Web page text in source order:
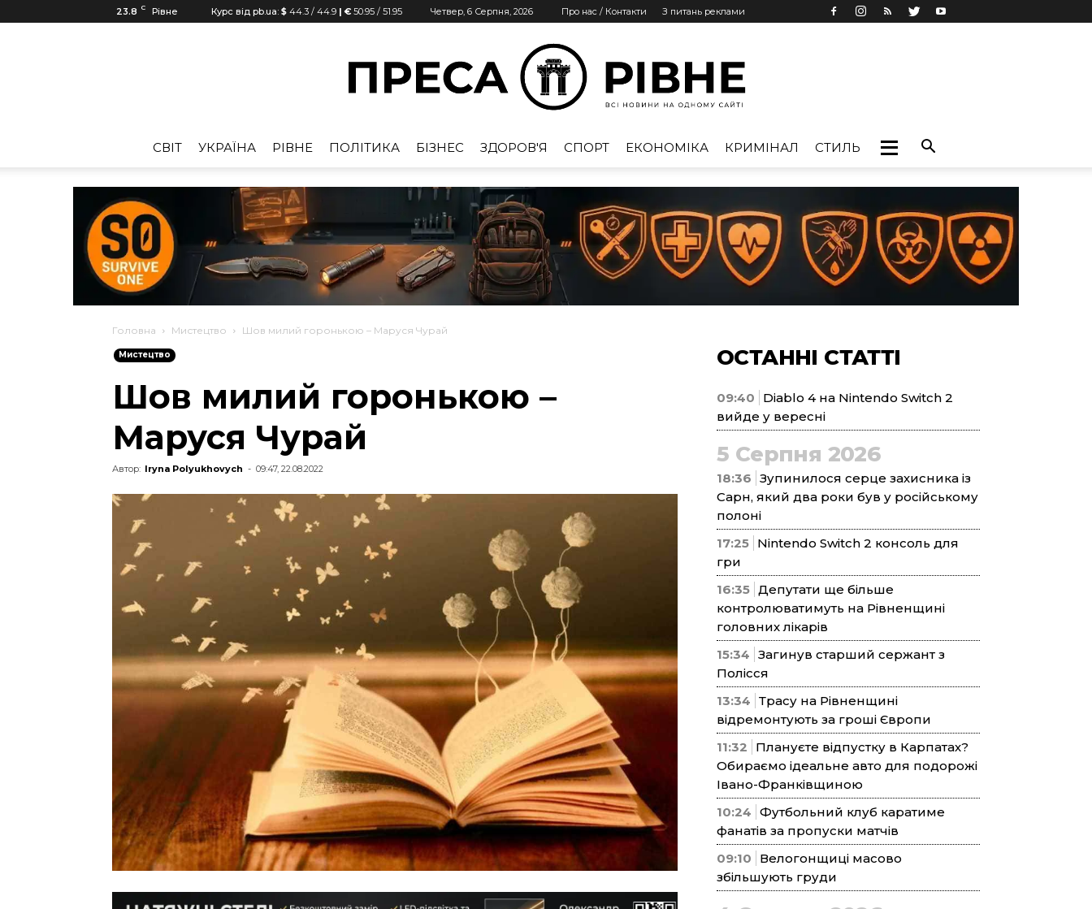
23.8 C Рівне Курс від pb.ua: $ 44.3 / 44.9 | € 50.95 / 51.95 Четвер, 6 Серпня, 2026 Про нас / Контакти З питань реклами
Рівне
CВІТ УКРАЇНА РІВНЕ ПОЛІТИКА БІЗНЕС ЗДОРОВ'Я СПОРТ ЕКОНОМІКА КРИМІНАЛ СТИЛЬ
Головна Мистецтво Шов милий горонькою – Маруся Чурай
Мистецтво
Шов милий горонькою –
Маруся Чурай
Автор: Iryna Polyukhovych - 09:47, 22.08.2022
ОСТАННІ СТАТТІ
09:40
Diablo 4 на Nintendo Switch 2
вийде у вересні
5 Серпня 2026
18:36 Зупинилося серце захисника із
Сарн, який два роки був у російському
полоні
17:25 Nintendo Switch 2 консоль для
гри
16:35 Депутати ще більше
контролюватимуть на Рівненщині
головних лікарів
15:34 Загинув старший сержант з
Полісся
13:34 Трасу на Рівненщині
відремонтують за гроші Європи
11:32
Плануєте відпустку в Карпатах?
Обираємо ідеальне авто для подорожі
Івано-Франківщиною
10:24 Футбольний клуб каратиме
фанатів за пропуски матчів
09:10
Велогонщиці масово
збільшують груди